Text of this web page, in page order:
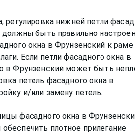
регулировка нижней петли
должны быть правильно
окна в Фрунзенский к раме
Если петли фасадного окна в
в Фрунзенский может быть
петель фасадного окна в
и/или замену петель.
фасадного окна в
плотное прилегание